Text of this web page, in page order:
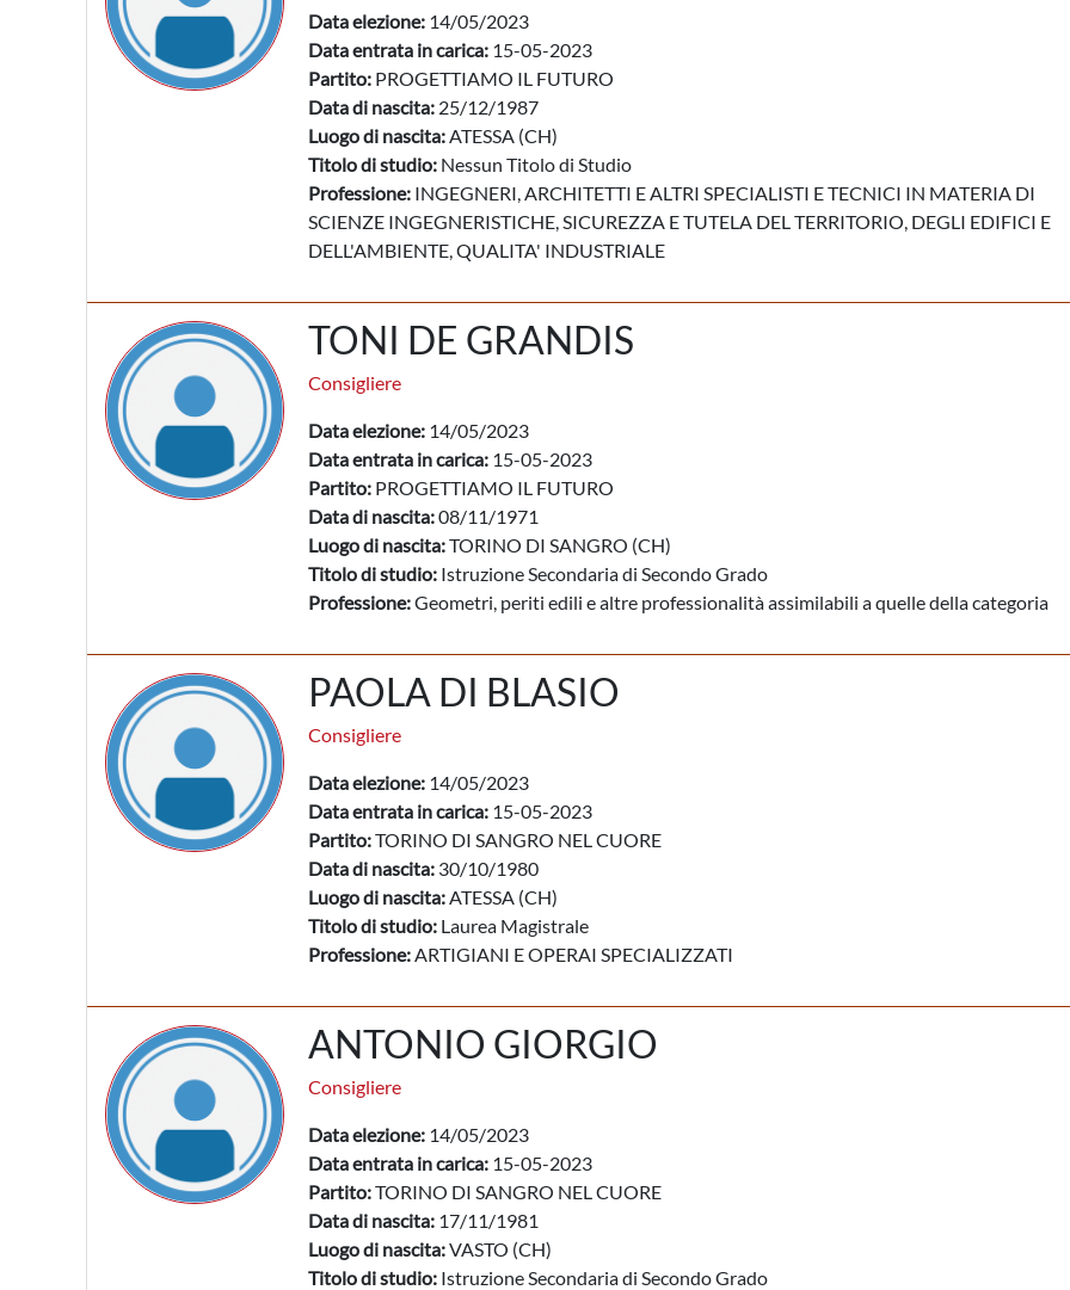
Data elezione: 14/05/2023
Data entrata in carica: 15-05-2023
Partito: PROGETTIAMO IL FUTURO
Data di nascita: 25/12/1987
Luogo di nascita:ATESSA (CH)
Titolo di studio: Nessun Titolo di Studio
Professione: INGEGNERI, ARCHITETTI E ALTRI SPECIALISTI E TECNICI IN MATERIA DI
SCIENZE INGEGNERISTICHE, SICUREZZA E TUTELA DEL TERRITORIO, DEGLI EDIFICI E
DELL'AMBIENTE, QUALITA' INDUSTRIALE
TONI DE GRANDIS
Consigliere
Data elezione: 14/05/2023
Data entrata in carica: 15-05-2023
Partito: PROGETTIAMO IL FUTURO
Data di nascita:08/11/1971
Luogo di nascita:TORINO DI SANGRO (CH)
Titolo di studio: Istruzione Secondaria di Secondo Grado
Professione:Geometri, periti edili e altre professionalità assimilabili a quelle della categoria
PAOLA DI BLASIO
Consigliere
Data elezione: 14/05/2023
Data entrata in carica: 15-05-2023
Partito:TORINO DI SANGRO NEL CUORE
Data di nascita: 30/10/1980
Luogo di nascita:ATESSA (CH)
Titolo di studio: Laurea Magistrale
Professione:ARTIGIANI E OPERAI SPECIALIZZATI
ANTONIO GIORGIO
Consigliere
Data elezione: 14/05/2023
Data entrata in carica: 15-05-2023
Partito:TORINO DI SANGRO NEL CUORE
Data di nascita: 17/11/1981
Luogo di nascita:VASTO (CH)
Titolo di studio: Istruzione Secondaria di Secondo Grado